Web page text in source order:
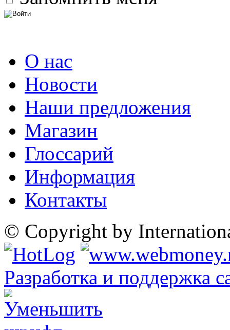
О нас
Новости
Наши предложения
Магазин
Глоссарий
Информация
Контакты
© Copyright by
Разработка и поддержка